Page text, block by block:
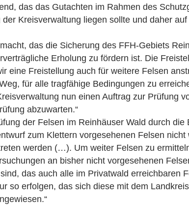
das das Gutachten im Rahmen des
Kreisverwaltung liegen sollte und daher
das die Sicherung des FFH-Gebiets
Erholung zu fördern ist. Die
eine Freistellung auch für weitere Felsen
für alle tragfähige Bedingungen zu
nun einen Auftrag zur Prüfung
abzuwarten.“
der Felsen im Reinhäuser Wald durch
zum Klettern vorgesehenen Felsen
werden (…). Um weiter Felsen zu
an bisher nicht vorgesehenen
das auch alle im Privatwald erreichbaren
so erfolgen, das sich diese mit dem